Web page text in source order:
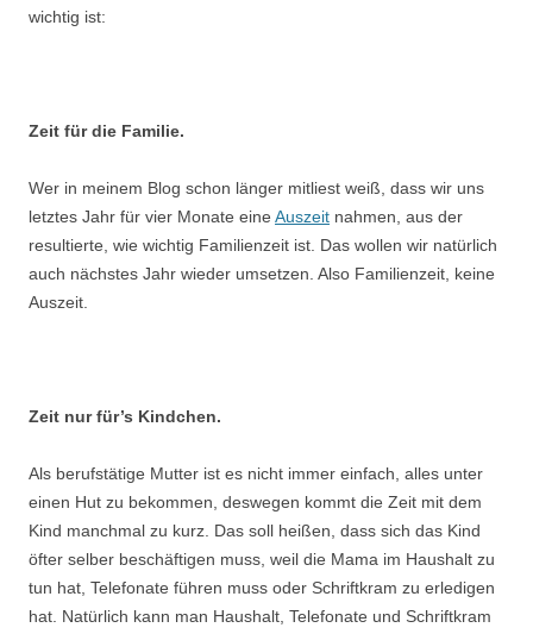
wichtig ist:
Zeit für die Familie.
Wer in meinem Blog schon länger mitliest weiß, dass wir uns
letztes Jahr für vier Monate eine Auszeit nahmen, aus der
resultierte, wie wichtig Familienzeit ist. Das wollen wir natürlich
auch nächstes Jahr wieder umsetzen. Also Familienzeit, keine
Auszeit.
Zeit nur für’s Kindchen.
Als berufstätige Mutter ist es nicht immer einfach, alles unter
einen Hut zu bekommen, deswegen kommt die Zeit mit dem
Kind manchmal zu kurz. Das soll heißen, dass sich das Kind
öfter selber beschäftigen muss, weil die Mama im Haushalt zu
tun hat, Telefonate führen muss oder Schriftkram zu erledigen
hat. Natürlich kann man Haushalt, Telefonate und Schriftkram